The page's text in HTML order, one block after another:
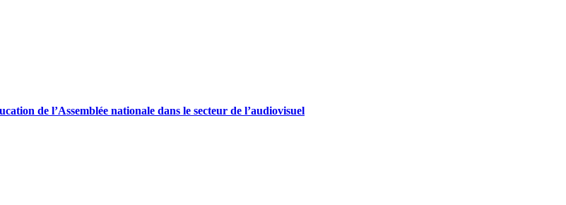
de l’Assemblée nationale dans le secteur de l’audiovisuel